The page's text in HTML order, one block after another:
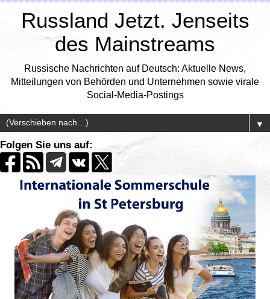
Russland Jetzt. Jenseits
des Mainstreams
Russische Nachrichten auf Deutsch: Aktuelle News,
Mitteilungen von Behörden und Unternehmen sowie virale
Social-Media-Postings
▼
Folgen Sie uns auf: